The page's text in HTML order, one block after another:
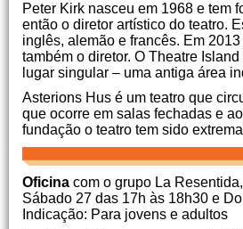
Peter Kirk nasceu em 1968 e tem
então o diretor artístico do teatro.
inglês, alemão e francês. Em
também o diretor. O Theatre
lugar singular – uma antiga área
Asterions Hus é um teatro que
que ocorre em salas fechadas e
fundação o teatro tem sido
Oficina com o grupo La
Sábado 27 das 17h às 18h30 e
Indicação: Para jovens e adultos